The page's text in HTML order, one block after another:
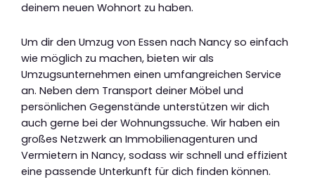
deinem neuen Wohnort zu haben.
Um dir den Umzug von Essen nach Nancy so einfach
wie möglich zu machen, bieten wir als
Umzugsunternehmen einen umfangreichen Service
an. Neben dem Transport deiner Möbel und
persönlichen Gegenstände unterstützen wir dich
auch gerne bei der Wohnungssuche. Wir haben ein
großes Netzwerk an Immobilienagenturen und
Vermietern in Nancy, sodass wir schnell und effizient
eine passende Unterkunft für dich finden können.